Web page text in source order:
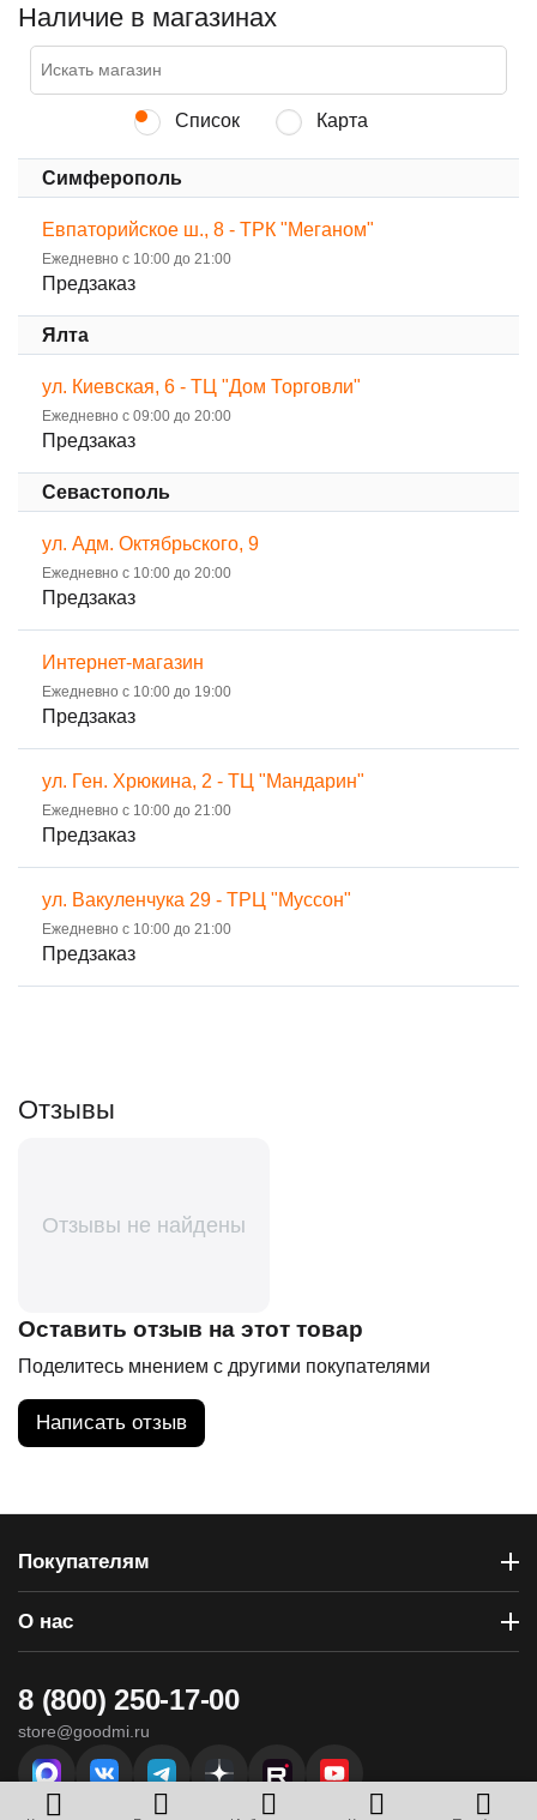
Наличие в магазинах
Список Карта
Симферополь
Евпаторийское ш., 8 - ТРК "Меганом"
Ежедневно с 10:00 до 21:00
Предзаказ
Ялта
ул. Киевская, 6 - ТЦ "Дом Торговли"
Ежедневно с 09:00 до 20:00
Предзаказ
Севастополь
ул. Адм. Октябрьского, 9
Ежедневно с 10:00 до 20:00
Предзаказ
Интернет-магазин
Ежедневно с 10:00 до 19:00
Предзаказ
ул. Ген. Хрюкина, 2 - ТЦ "Мандарин"
Ежедневно с 10:00 до 21:00
Предзаказ
ул. Вакуленчука 29 - ТРЦ "Муссон"
Ежедневно с 10:00 до 21:00
Предзаказ
Отзывы
Отзывы не найдены
Оставить отзыв на этот товар
Поделитесь мнением с другими покупателями
Написать отзыв
Покупателям
О нас
8 (800) 250-17-00
store@goodmi.ru